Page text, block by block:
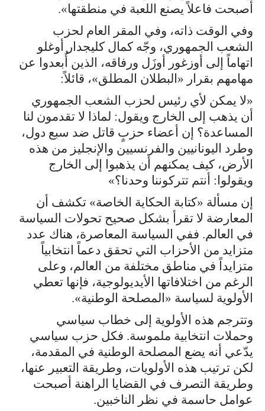
أصبحت فاعلاً يصنع اللعبة في منطقتها».
وفي الوقت ذاته، وفي المقر العام لحزب
الشعب الجمهوري، وجّه كمال كليجدار أوغلو
اتهاماً إلى أوزغور أوزَل ورفاقه، الذين أُبعدوا عن
مهامهم بقرار «البطلان المطلق»، قائلاً:
«لا يمكن لأي رئيس لحزب الشعب الجمهوري
أن يذهب إلى الخارج ويقول: لماذا لا تقدمون لنا
المساعدة؟ إن أعضاء حزبٍ قاتل ضد سبع دول،
وطرد اليونانيين والفرنسيين والإنجليز من هذه
الأرض، كيف يمكنهم أن يذهبوا إلى الخارج
ويقولوا: أنتم تتركوننا وحدنا؟»
إن مسألة «كتابة الحكاية الخاصة» تكشف أن
المعارضة لا تقرأ بشكل صحيح تحولات السياسة
في العالم. ففي السياسة المعاصرة، هناك عدد
متزايد من الأحزاب التي تحقق دعماً انتخابياً
متزايداً في مناطق مختلفة من العالم، وعلى
الرغم من اختلافاتها الأيديولوجية، فإنها تعطي
الأولوية لسياسة «المصلحة الوطنية».
وتترجم هذه الأولوية إلى خطاب سياسي
وحملات انتخابية ملموسة. فكل حزب سياسي
يدّعي أنه يضع المصلحة الوطنية في المقدمة،
لكن ترتيب هذه الأولويات، وطريقة التعبير عنها،
وطريقة التصرف في القضايا الراهنة أصبحت
عوامل حاسمة في نظر الناخبين.